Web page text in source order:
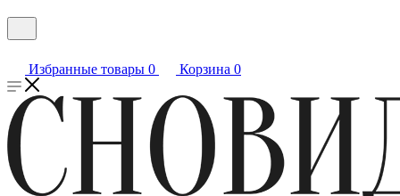
Избранные товары 0 Корзина 0